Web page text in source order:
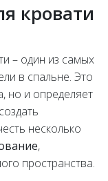
кровати
– один из самых
в спальне. Это
но и определяет
несколько
,
пространства.